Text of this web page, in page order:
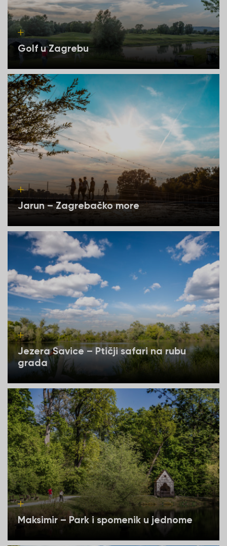
Golf u Zagrebu
Jarun – Zagrebačko more
Jezera Savice – Ptičji safari na rubu
grada
Maksimir – Park i spomenik u jednome